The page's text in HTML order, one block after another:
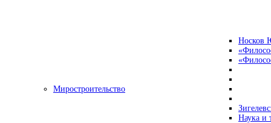
Носков
Миростроительство
Наука и